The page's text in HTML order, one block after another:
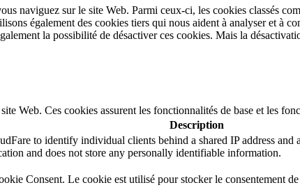
naviguez sur le site Web. Parmi ceux-ci, les cookies classés
également des cookies tiers qui nous aident à analyser et à
la possibilité de désactiver ces cookies. Mais la
Web. Ces cookies assurent les fonctionnalités de base et les
Description
to identify individual clients behind a shared IP address and
and does not store any personally identifiable information.
Consent. Le cookie est utilisé pour stocker le consentement